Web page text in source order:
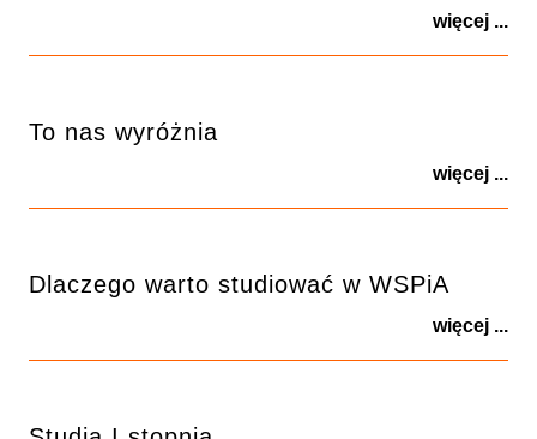
więcej ...
To nas wyróżnia
więcej ...
Dlaczego warto studiować w WSPiA
więcej ...